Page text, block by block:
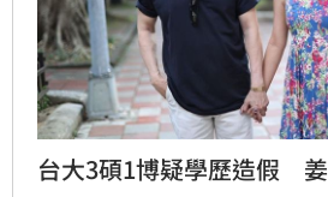
台大3碩1博疑學歷造假　